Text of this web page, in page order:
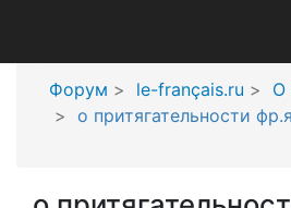
Форум le-français.ru
О
о притягательности